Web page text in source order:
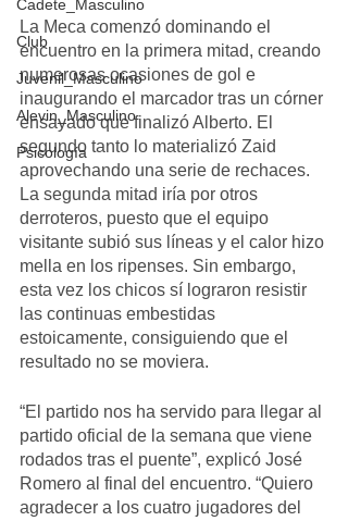
Cadete_Masculino
Club
Juvenil_Masculino
Alevin_Masculino
Psicología
La Meca comenzó dominando el
encuentro en la primera mitad, creando
numerosas ocasiones de gol e
inaugurando el marcador tras un córner
ensayado que finalizó Alberto. El
segundo tanto lo materializó Zaid
aprovechando una serie de rechaces.
La segunda mitad iría por otros
derroteros, puesto que el equipo
visitante subió sus líneas y el calor hizo
mella en los ripenses. Sin embargo,
esta vez los chicos sí lograron resistir
las continuas embestidas
estoicamente, consiguiendo que el
resultado no se moviera.
“El partido nos ha servido para llegar al
partido oficial de la semana que viene
rodados tras el puente”, explicó José
Romero al final del encuentro. “Quiero
agradecer a los cuatro jugadores del